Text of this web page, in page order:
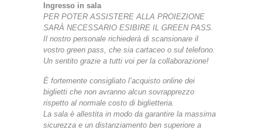
Ingresso in sala
PER POTER ASSISTERE ALLA PROIEZIONE
SARÀ NECESSARIO ESIBIRE IL GREEN PASS.
Il nostro personale richiederà di scansionare il
vostro green pass, che sia cartaceo o sul telefono.
Un sentito grazie a tutti voi per la collaborazione!
È fortemente consigliato l’acquisto online dei
biglietti che non avranno alcun sovrapprezzo
rispetto al normale costo di biglietteria.
La sala è allestita in modo da garantire la massima
sicurezza e un distanziamento ben superiore a